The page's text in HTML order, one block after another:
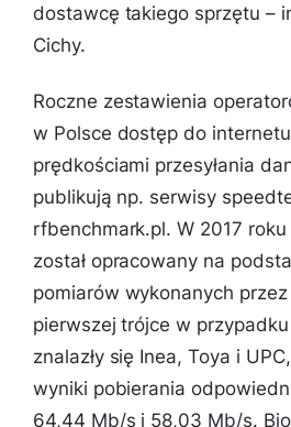
dostawcę takiego sprzętu –
Cichy.
Roczne zestawienia
w Polsce dostęp do
prędkościami przesyłania
publikują np. serwisy
rfbenchmark.pl. W 2017
został opracowany na
pomiarów wykonanych
pierwszej trójce w przypadku
znalazły się Inea, Toya i
wyniki pobierania
64,44 Mb/s i 58,03 Mb/s.